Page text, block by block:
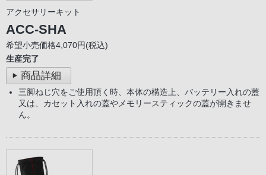
アクセサリーキット
ACC-SHA
希望小売価格4,070円(税込)
生産完了
商品詳細
三脚ねじ穴をご使用頂く時、本体の構造上、バッテリー入れの蓋
又は、カセット入れの蓋やメモリースティックの蓋が開きませ
ん。